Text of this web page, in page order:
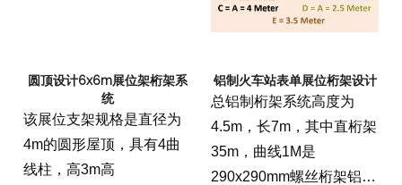
圆顶设计6x6m展位架桁架系
统
该展位支架规格是直径为
4m的圆形屋顶，具有4曲
线柱，高3m高
铝制火车站表单展位桁架设计
总铝制桁架系统高度为
4.5m，长7m，其中直桁架
35m，曲线1M是
290x290mm螺丝桁架铝